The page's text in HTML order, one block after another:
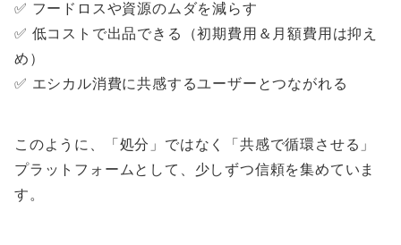
✅ フードロスや資源のムダを減らす
✅ 低コストで出品できる（初期費用＆月額費用は抑え
め）
✅ エシカル消費に共感するユーザーとつながれる
このように、「処分」ではなく「共感で循環させる」
プラットフォームとして、少しずつ信頼を集めていま
す。